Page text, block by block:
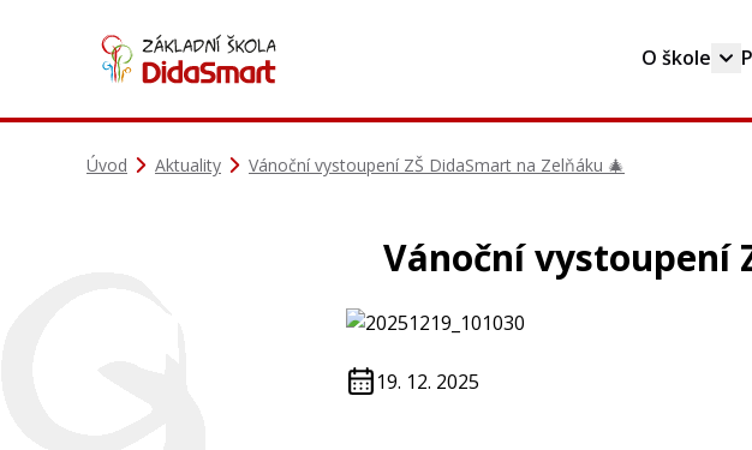
O škole
Úvod Aktuality Vánoční vystoupení ZŠ DidaSmart na Zelňáku 🎄
Vánoční vystoupení
19. 12. 2025